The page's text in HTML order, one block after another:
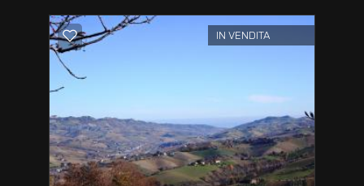
IN VENDITA